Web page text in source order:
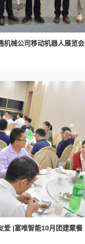
机械公司移动机器人展览会
爱 |富唯智能10月团建聚餐